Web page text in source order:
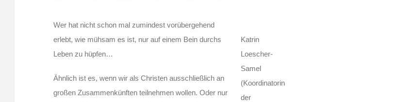
Katrin
Loescher-
Samel
(Koordinatorin
der
Wer hat nicht schon mal zumindest vorübergehend
erlebt, wie mühsam es ist, nur auf einem Bein durchs
Leben zu hüpfen…
Ähnlich ist es, wenn wir als Christen ausschließlich an
großen Zusammenkünften teilnehmen wollen. Oder nur